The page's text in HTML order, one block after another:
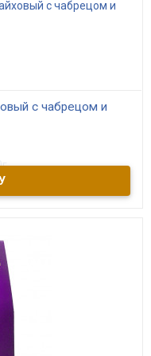
с чабрецом и
с чабрецом и душицей
чай г. Сочи